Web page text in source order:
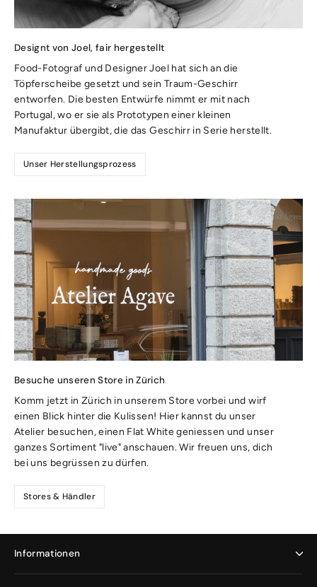
Designt von Joel, fair hergestellt
Food-Fotograf und Designer Joel hat sich an die
Töpferscheibe gesetzt und sein Traum-Geschirr
entworfen. Die besten Entwürfe nimmt er mit nach
Portugal, wo er sie als Prototypen einer kleinen
Manufaktur übergibt, die das Geschirr in Serie herstellt.
Unser Herstellungsprozess
Besuche unseren Store in Zürich
Komm jetzt in Zürich in unserem Store vorbei und wirf
einen Blick hinter die Kulissen! Hier kannst du unser
Atelier besuchen, einen Flat White geniessen und unser
ganzes Sortiment "live" anschauen. Wir freuen uns, dich
bei uns begrüssen zu dürfen.
Stores & Händler
Informationen